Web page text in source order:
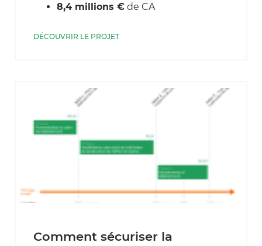
8,4 millions € de CA
DÉCOUVRIR LE PROJET
Comment sécuriser la